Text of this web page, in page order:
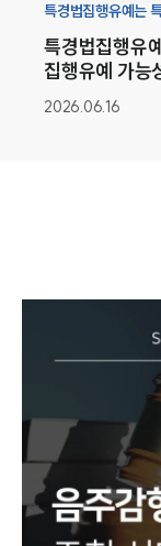
특경법집행유예는
수재범죄에 집중해
특경법집행유
집행유예 가능
2026.06.16